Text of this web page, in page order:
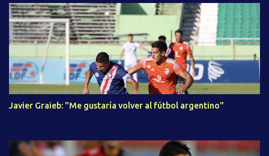
Javier Graieb: "Me gustaría volver al fútbol argentino"